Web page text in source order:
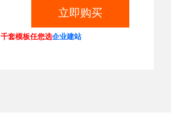
立即购买
千套模板任您选企业建站